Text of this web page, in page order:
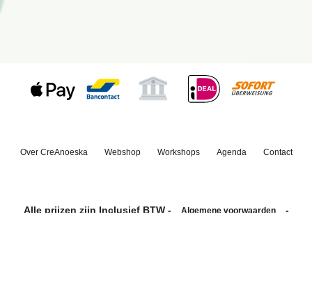
Over CreAnoeska Webshop Workshops Agenda Contact
Alle prijzen zijn Inclusief BTW - Algemene voorwaarden -